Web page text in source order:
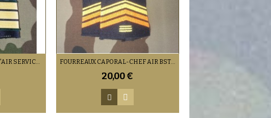
FOURREAUX ARMÉE DE L'AIR SERVICE DE SANTÉ (À LA PAIRE) FOURREAUX CAPORAL-CHEF AIR BST (BIEN LIRE LE DESCRIPTIF)
20,00 €